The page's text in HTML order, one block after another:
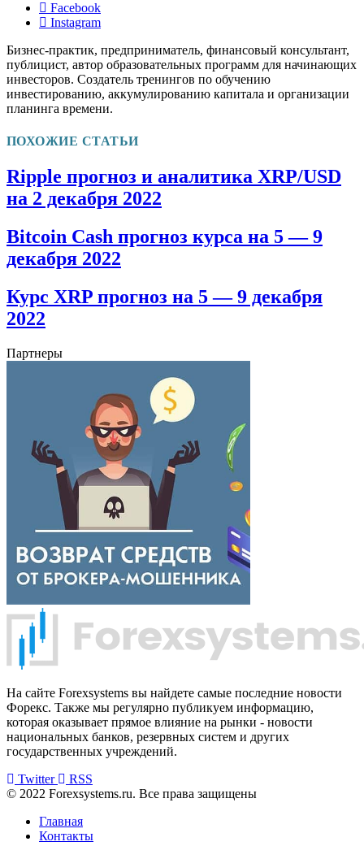
Facebook
Instagram
Бизнес-практик, предприниматель, финансовый консультант,
публицист, автор образовательных программ для начинающих
инвесторов. Создатель тренингов по обучению
инвестированию, аккумулированию капитала и организации
планинга времени.
ПОХОЖИЕ СТАТЬИ
Ripple прогноз и аналитика XRP/USD
на 2 декабря 2022
Bitcoin Cash прогноз курса на 5 — 9
декабря 2022
Курс XRP прогноз на 5 — 9 декабря
2022
Партнеры
На сайте Forexsystems вы найдете самые последние новости
Форекс. Также мы регулярно публикуем информацию,
которая оказывает прямое влияние на рынки - новости
национальных банков, резервных систем и других
государственных учреждений.
Twitter
RSS
© 2022 Forexsystems.ru. Все права защищены
Главная
Контакты